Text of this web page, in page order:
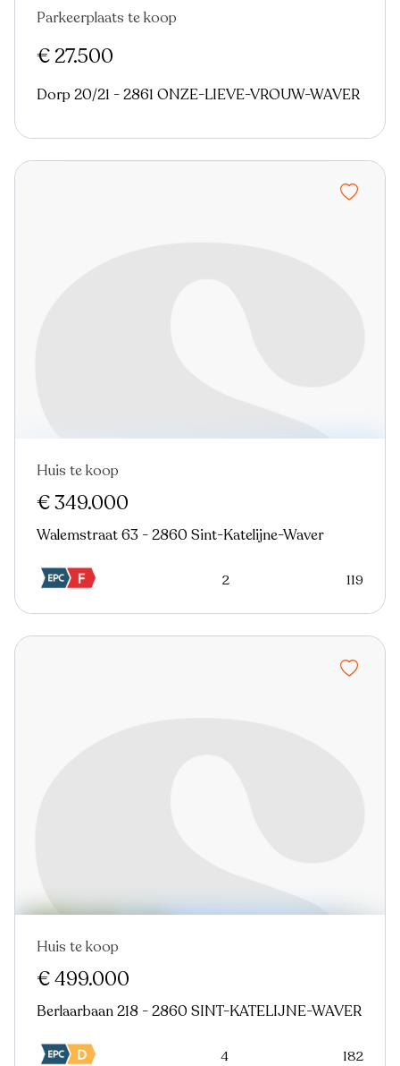
Parkeerplaats te koop
€ 27.500
Dorp 20/21 - 2861 ONZE-LIEVE-VROUW-WAVER
Nieuw
Huis te koop
€ 349.000
Walemstraat 63 - 2860 Sint-Katelijne-Waver
2 119
Nieuw
Huis te koop
€ 499.000
Berlaarbaan 218 - 2860 SINT-KATELIJNE-WAVER
4 182